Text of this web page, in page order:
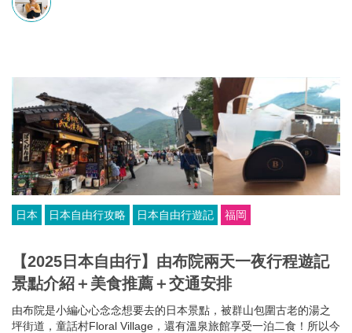
日本 日本自由行攻略 日本自由行遊記 福岡
【2025日本自由行】由布院兩天一夜行程遊記
景點介紹＋美食推薦＋交通安排
由布院是小編心心念念想要去的日本景點，被群山包圍古老的湯之
坪街道，童話村Floral Village，還有溫泉旅館享受一泊二食！所以今